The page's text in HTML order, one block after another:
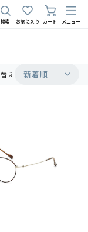
検索 お気に入り カート メニュー
え 新着順